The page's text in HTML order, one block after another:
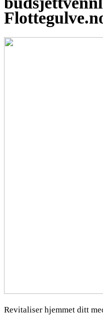
Revitaliser hjemmet ditt